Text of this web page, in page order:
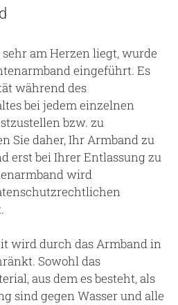
am Herzen liegt, wurde
eingeführt. Es
während des
bei jedem einzelnen
bzw. zu
Sie daher, Ihr Armband zu
erst bei Ihrer Entlassung zu
wird
wird durch das Armband in
Sowohl das
aus dem es besteht, als
sind gegen Wasser und alle